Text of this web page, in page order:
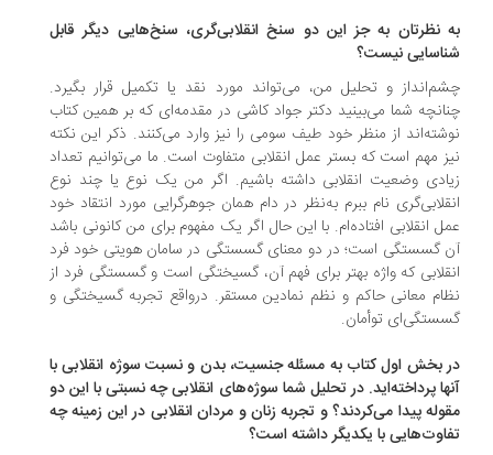
نظرتان به جز این دو سنخ انقلابی‌گری، سنخ‌هایی دیگر قابل
نیست؟
و تحلیل من، می‌تواند مورد نقد یا تکمیل قرار بگیرد.
شما می‌بینید دکتر جواد کاشی در مقدمه‌ای که بر همین کتاب
از منظر خود طیف سومی را نیز وارد می‌کنند. ذکر این نکته
مهم است که بستر عمل انقلابی متفاوت است. ما می‌توانیم تعداد
وضعیت انقلابی داشته باشیم. اگر من یک نوع یا چند نوع
نام ببرم به‌نظر در دام همان جوهرگرایی مورد انتقاد خود
انقلابی افتاده‌ام. با این حال اگر یک مفهوم برای من کانونی باشد
گسستگی است؛ در دو معنای گسستگی در سامان هویتی خود فرد
که واژه بهتر برای فهم آن، گسیختگی است و گسستگی فرد از
معانی حاکم و نظم نمادین مستقر. درواقع تجربه گسیختگی و
توأمان.
بخش اول کتاب به مسئله جنسیت، بدن و نسبت سوژه انقلابی با
پرداخته‌اید. در تحلیل شما سوژه‌های انقلابی چه نسبتی با این دو
پیدا می‌کردند؟ و تجربه زنان و مردان انقلابی در این زمینه چه
با یکدیگر داشته است؟